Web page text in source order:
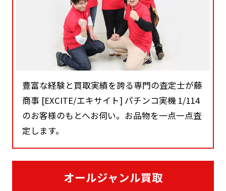
豊富な経験と買取実績を誇る専門の査定士が藤
商事 [EXCITE/エキサイト] パチンコ実機 1/114
のお客様のもとへお伺い。お品物を一点一点査
定します。
オールジャンル買取